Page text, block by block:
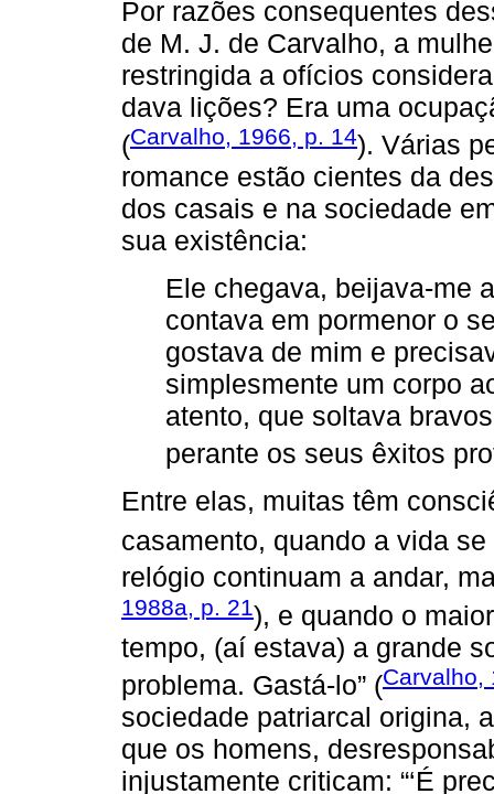
Por razões consequentes
de M. J. de Carvalho, a
restringida a ofícios
dava lições? Era uma
(Carvalho, 1966, p. 14). Várias
romance estão cientes da
dos casais e na sociedade
sua existência:
Ele chegava, beijava-me
contava em pormenor o
gostava de mim e
simplesmente um corpo
atento, que soltava
perante os seus êxitos
Entre elas, muitas têm
casamento, quando a vida
relógio continuam a andar,
1988a, p. 21), e quando o
tempo, (aí estava) a grande
problema. Gastá-lo” (Carvalho,
sociedade patriarcal origina,
que os homens,
injustamente criticam: “‘É